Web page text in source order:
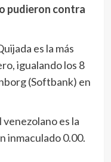
pudieron contra
es la más
igualando los 8
(Softbank) en
es la
inmaculado 0.00.